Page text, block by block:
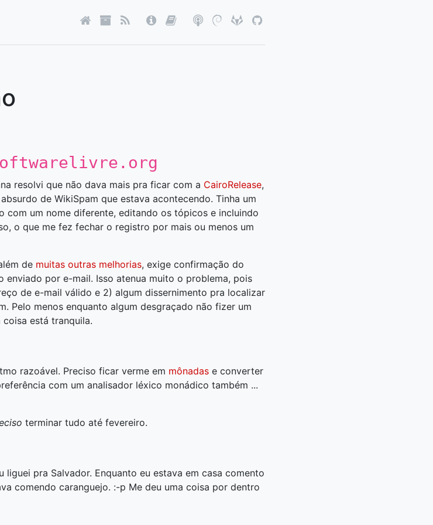
resolvi que não dava mais pra ficar com a CairoRelease,
de WikiSpam que estava acontecendo. Tinha um
com um nome diferente, editando os tópicos e incluindo
o que me fez fechar o registro por mais ou menos um
de muitas outras melhorias, exige confirmação do
por e-mail. Isso atenua muito o problema, pois
de e-mail válido e 2) algum dissernimento pra localizar
Pelo menos enquanto algum desgraçado não fizer um
está tranquila.
razoável. Preciso ficar verme em mônadas e converter
com um analisador léxico monádico também ...
terminar tudo até fevereiro.
pra Salvador. Enquanto eu estava em casa comento
comendo caranguejo. :-p Me deu uma coisa por dentro